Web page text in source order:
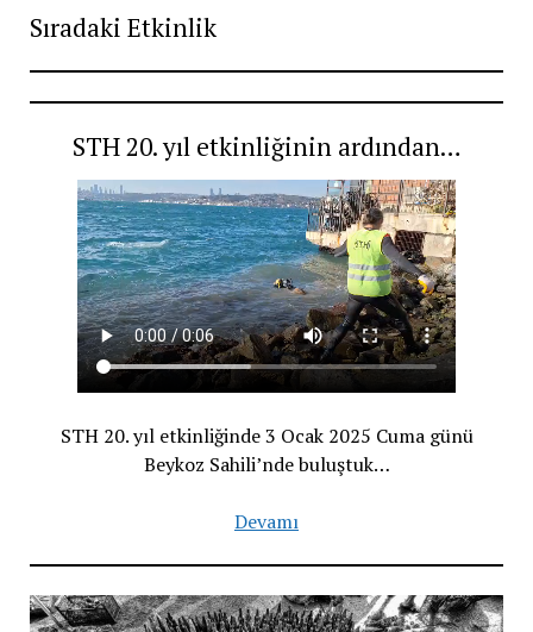
Sıradaki Etkinlik
STH 20. yıl etkinliğinin ardından…
STH 20. yıl etkinliğinde 3 Ocak 2025 Cuma günü
Beykoz Sahili’nde buluştuk…
Devamı